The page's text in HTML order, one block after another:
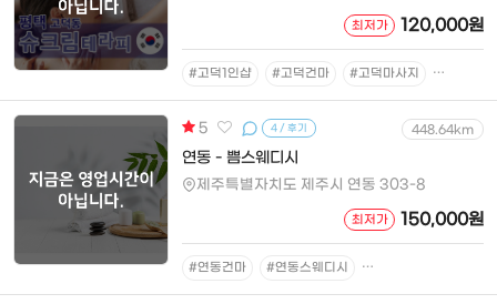
최저가 120,000원
#고덕1인샵 #고덕건마 #고덕마사지 #고덕스
5 4 / 후기 448.64km
연동 - 쁨스웨디시
제주특별자치도 제주시 연동 303-8
최저가 150,000원
#연동건마 #연동스웨디시 #연동아로마마사지